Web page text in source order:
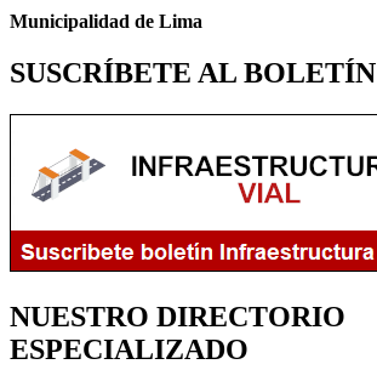
Municipalidad de Lima
SUSCRÍBETE AL BOLETÍN
NUESTRO DIRECTORIO
ESPECIALIZADO